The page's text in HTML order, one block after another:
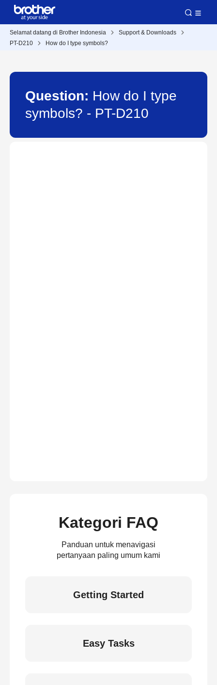
Selamat datang di Brother Indonesia
Support & Downloads
PT-D210
How do I type symbols?
Question: How do I type
symbols? - PT-D210
Kategori FAQ
Panduan untuk menavigasi
pertanyaan paling umum kami
Getting Started
Easy Tasks